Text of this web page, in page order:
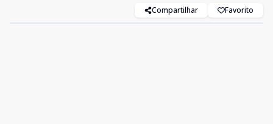
Compartilhar Favorito